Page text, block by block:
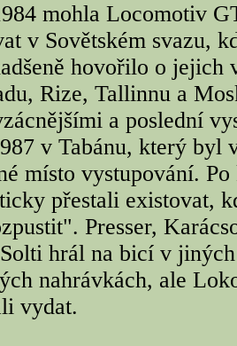
mohla Locomotiv
v Sovětském svazu,
hovořilo o jejich
Rize, Tallinnu a
a poslední
v Tabánu, který byl
místo vystupování.
přestali existovat,
Presser,
hrál na bicí v
nahrávkách, ale
vydat.